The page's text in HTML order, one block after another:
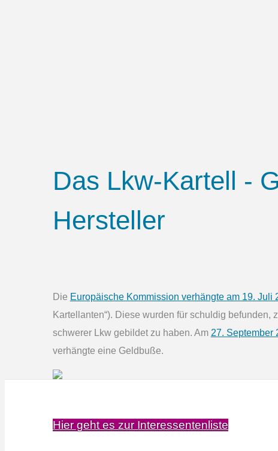
Das Lkw-Kartell -
Hersteller
Die Europäische Kommission verhängte am 19. Juli
Kartellanten“). Diese wurden für schuldig
schwerer Lkw gebildet zu haben. Am 27. September
verhängte eine Geldbuße.
Hier geht es zur Interessentenliste